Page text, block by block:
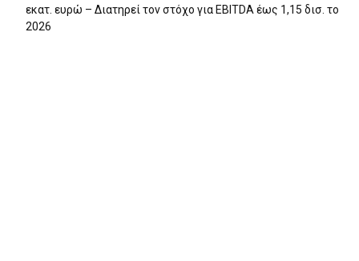
εκατ. ευρώ – Διατηρεί τον στόχο για EBITDA έως 1,15 δισ. το
2026